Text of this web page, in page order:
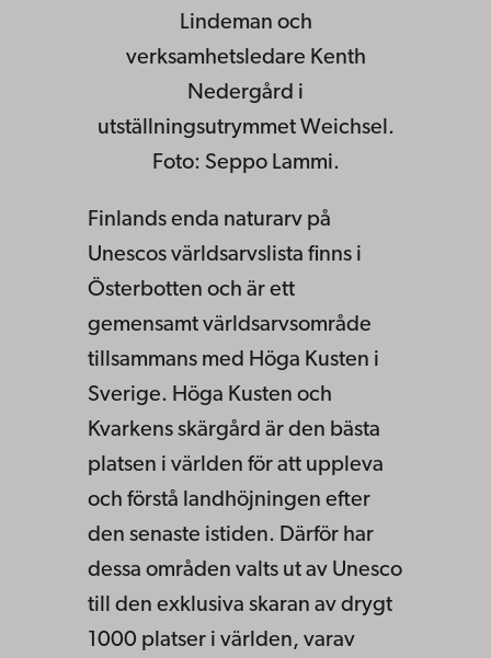
Lindeman och
verksamhetsledare Kenth
Nedergård i
utställningsutrymmet Weichsel.
Foto: Seppo Lammi.
Finlands enda naturarv på
Unescos världsarvslista finns i
Österbotten och är ett
gemensamt världsarvsområde
tillsammans med Höga Kusten i
Sverige. Höga Kusten och
Kvarkens skärgård är den bästa
platsen i världen för att uppleva
och förstå landhöjningen efter
den senaste istiden. Därför har
dessa områden valts ut av Unesco
till den exklusiva skaran av drygt
1000 platser i världen, varav